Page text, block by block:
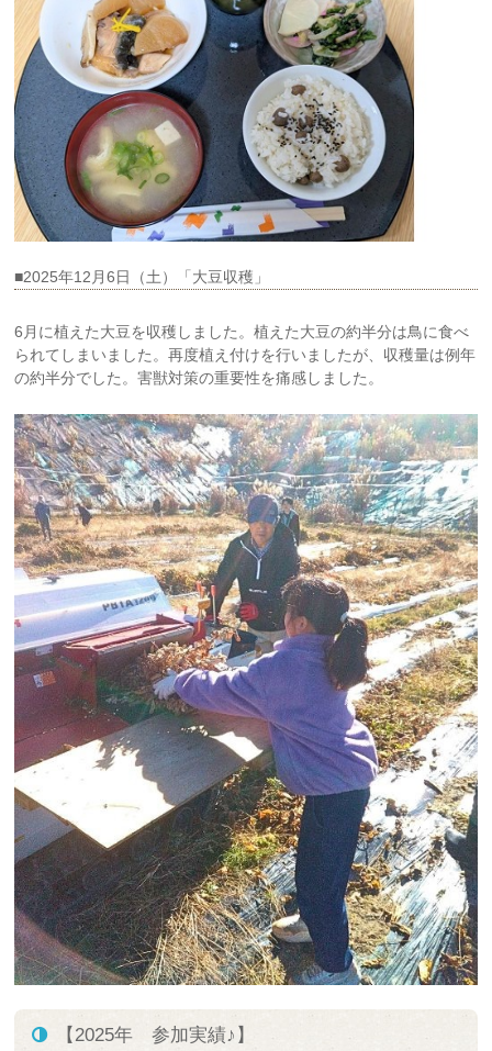
■2025年12月6日（土）「大豆収穫」
6月に植えた大豆を収穫しました。植えた大豆の約半分は鳥に食べ
られてしまいました。再度植え付けを行いましたが、収穫量は例年
の約半分でした。害獣対策の重要性を痛感しました。
【2025年 参加実績♪】